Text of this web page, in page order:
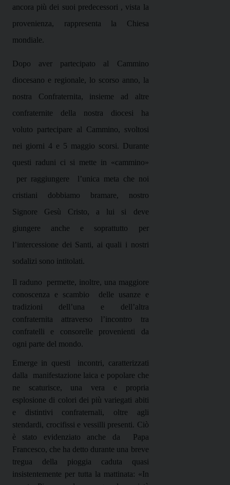
ancora più dei suoi predecessori , vista la
provenienza, rappresenta la Chiesa
mondiale.
Dopo aver partecipato al Cammino
diocesano e regionale, lo scorso anno, la
nostra Confraternita, insieme ad altre
confraternite della nostra diocesi ha
voluto partecipare al Cammino, svoltosi
nei giorni 4 e 5 maggio scorsi. Durante
questi raduni ci si mette in «cammino»
per raggiungere
l’unica meta che noi
cristiani dobbiamo bramare, nostro
Signore Gesù Cristo, a lui si deve
giungere anche e soprattutto per
l’intercessione dei Santi, ai quali i nostri
sodalizi sono intitolati.
Il raduno
permette, inoltre, una maggiore
conoscenza e scambio
delle usanze e
tradizioni dell’una e dell’altra
confraternita attraverso l’incontro tra
confratelli e consorelle provenienti da
ogni parte del mondo.
Emerge in questi
incontri, caratterizzati
dalla
manifestazione laica e popolare che
ne scaturisce, una vera e propria
esplosione di colori dei più variegati abiti
e distintivi confraternali, oltre agli
stendardi, crocifissi e vessilli presenti. Ciò
è stato evidenziato anche da
Papa
Francesco, che ha detto durante una breve
tregua della pioggia caduta quasi
insistentemente per tutta la mattinata: «In